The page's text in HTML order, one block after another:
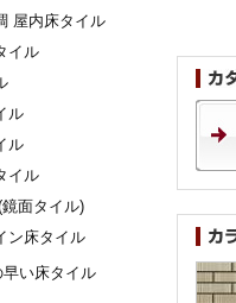
屋内床タイル
イル
ル
ル
イル
面タイル)
ン床タイル
早い床タイル